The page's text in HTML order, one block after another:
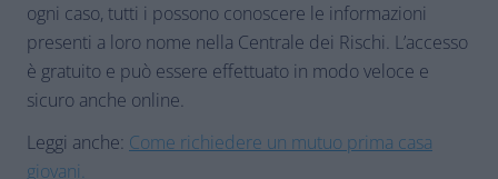
ogni caso, tutti i possono conoscere le informazioni
presenti a loro nome nella Centrale dei Rischi. L’accesso
è gratuito e può essere effettuato in modo veloce e
sicuro anche online.
Leggi anche: Come richiedere un mutuo prima casa
giovani.